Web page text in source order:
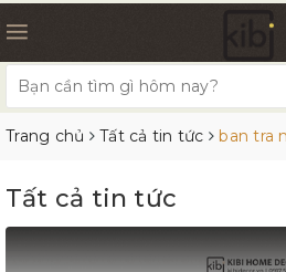
Trang chủ Tất cả tin tức ban tra
Tất cả tin tức